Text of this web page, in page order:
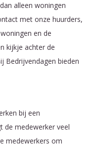
alleen woningen
met onze huurders,
en de
kijkje achter de
Bedrijvendagen bieden
bij een
de medewerker veel
medewerkers om